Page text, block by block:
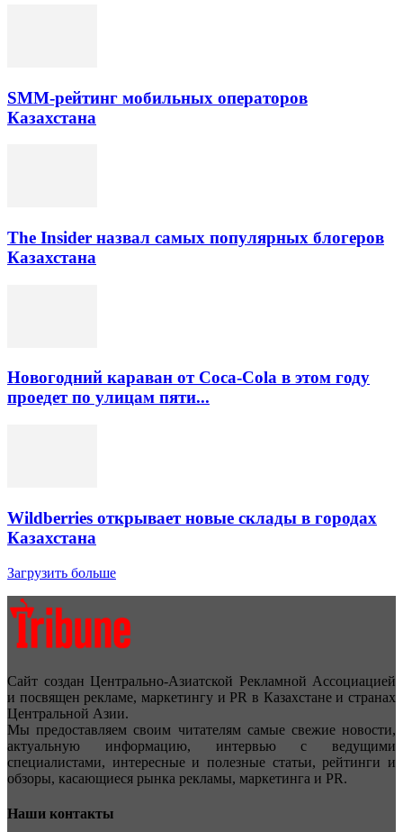
SMM-рейтинг мобильных операторов
Казахстана
The Insider назвал самых популярных блогеров
Казахстана
Новогодний караван от Coca-Cola в этом году
проедет по улицам пяти...
Wildberries открывает новые склады в городах
Казахстана
Загрузить больше
Сайт создан Центрально-Азиатской Рекламной Ассоциацией
и посвящен рекламе, маркетингу и PR в Казахстане и странах
Центральной Азии.
Мы предоставляем своим читателям самые свежие новости,
актуальную информацию, интервью с ведущими
специалистами, интересные и полезные статьи, рейтинги и
обзоры, касающиеся рынка рекламы, маркетинга и PR.
Наши контакты